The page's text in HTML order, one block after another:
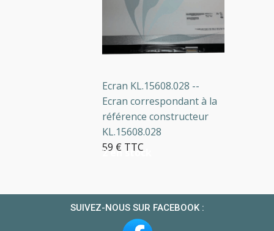
2 en stock
Ecran KL.15608.028 --
Ecran correspondant à la
référence constructeur
KL.15608.028
59 € TTC
SUIVEZ-NOUS SUR FACEBOOK :